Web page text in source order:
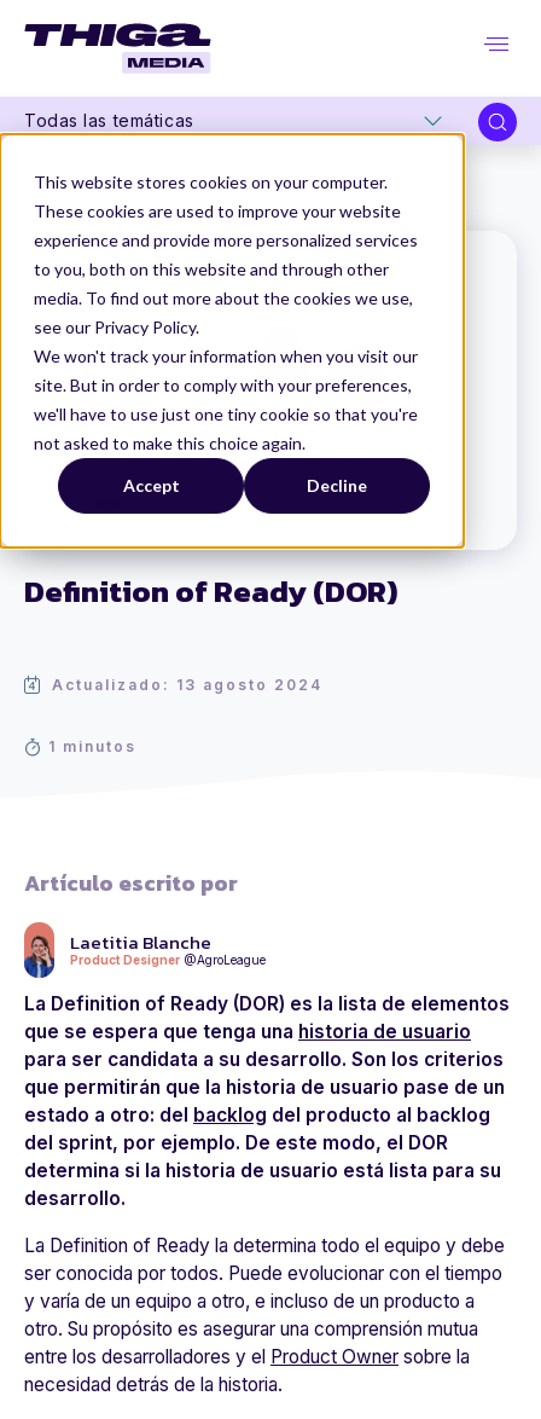
This website stores cookies on your computer.
These cookies are used to improve your website
experience and provide more personalized services
to you, both on this website and through other
media. To find out more about the cookies we use,
see our Privacy Policy.
We won't track your information when you visit our
site. But in order to comply with your preferences,
we'll have to use just one tiny cookie so that you're
not asked to make this choice again.
Accept Decline
Todas las temáticas
Definition of Ready (DOR)
Actualizado: 13 agosto 2024
1 minutos
Thiga Media
Glosario de Producto
Artículo escrito por
Laetitia Blanche
Product Designer @AgroLeague
La Definition of Ready (DOR) es la lista de elementos
que se espera que tenga una historia de usuario
para ser candidata a su desarrollo. Son los criterios
que permitirán que la historia de usuario pase de un
estado a otro: del
backlog del producto al backlog
del sprint, por ejemplo. De este modo, el DOR
determina si la historia de usuario está lista para su
desarrollo.
La Definition of Ready la determina todo el equipo y debe
ser conocida por todos. Puede evolucionar con el tiempo
y varía de un equipo a otro, e incluso de un producto a
otro. Su propósito es asegurar una comprensión mutua
entre los desarrolladores y el Product Owner sobre la
necesidad detrás de la historia.